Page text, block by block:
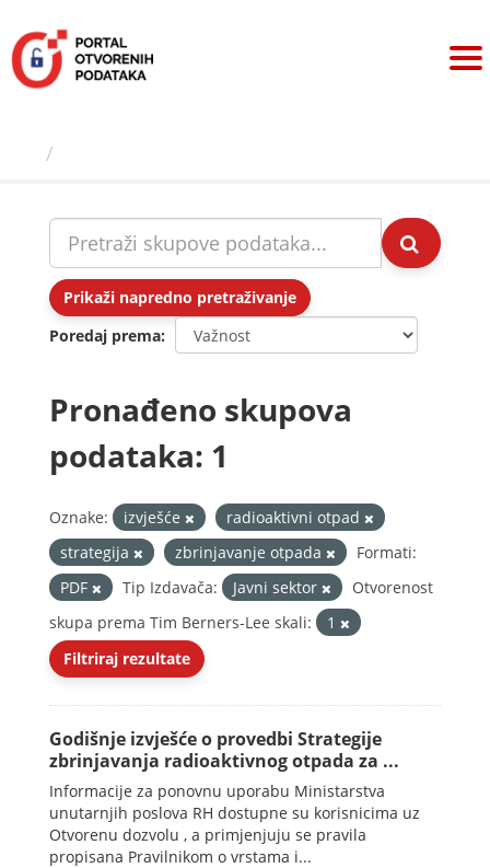
sadržaj
Prikaži napredno pretraživanje
Poredaj prema
Pronađeno skupova
podataka: 1
Oznake: izvješće
radioaktivni otpad
strategija
zbrinjavanje otpada
Formati:
PDF
Tip Izdavača: Javni sektor
Otvorenost
skupa prema Tim Berners-Lee skali:
1
Filtriraj rezultate
Godišnje izvješće o provedbi Strategije
zbrinjavanja radioaktivnog otpada za ...
Informacije za ponovnu uporabu Ministarstva
unutarnjih poslova RH dostupne su korisnicima uz
Otvorenu dozvolu , a primjenjuju se pravila
propisana Pravilnikom o vrstama i...